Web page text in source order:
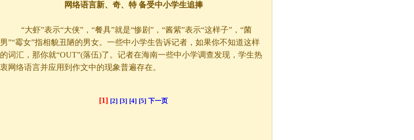
网络语言新、奇、特 备受中小学生追捧
“大虾”表示“大侠”，“餐具”就是“惨剧”，“酱紫”表示“这样子”，“菌
男”“霉女”指相貌丑陋的男女。一些中小学生告诉记者，如果你不知道这样
的词汇，那你就“OUT”(落伍)了。记者在海南一些中小学调查发现，学生热
衷网络语言并应用到作文中的现象普遍存在。
[1] [2] [3] [4] [5] 下一页